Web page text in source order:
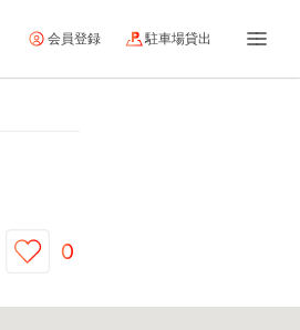
会員登録 駐車場貸出
0